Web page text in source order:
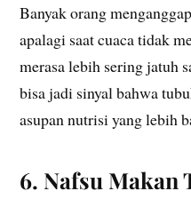
Banyak orang
apalagi saat cuaca tidak
merasa lebih sering jatuh
bisa jadi sinyal bahwa
asupan nutrisi yang lebih
6. Nafsu Makan